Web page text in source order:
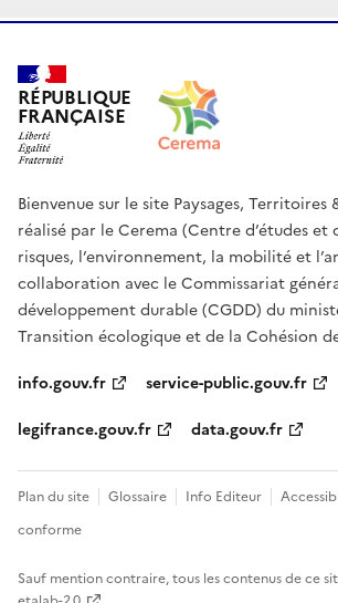
RÉPUBLIQUE
FRANÇAISE
Bienvenue sur le site Paysages, Territoires
réalisé par le Cerema (Centre d’études et
risques, l’environnement, la mobilité et
collaboration avec le Commissariat
développement durable (CGDD) du
Transition écologique et de la Cohésion
info.gouv.fr
service-public.gouv.fr
legifrance.gouv.fr
data.gouv.fr
Plan du site Glossaire Info Editeur
conforme
Sauf mention contraire, tous les contenus de ce